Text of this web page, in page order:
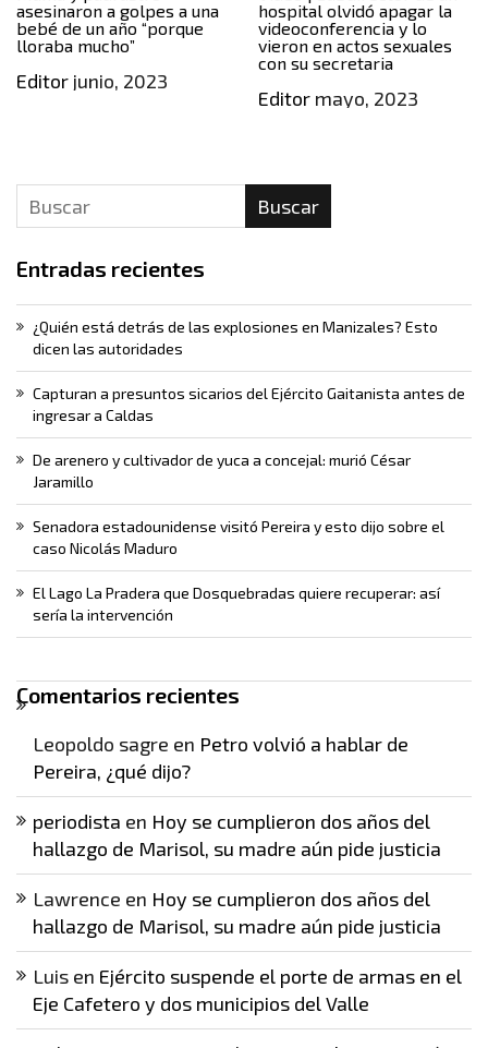
asesinaron a golpes a una
bebé de un año “porque
lloraba mucho”
Editor junio, 2023
hospital olvidó apagar la
videoconferencia y lo
vieron en actos sexuales
con su secretaria
Editormayo, 2023
Buscar
Entradas recientes
¿Quién está detrás de las explosiones en Manizales? Esto
dicen las autoridades
Capturan a presuntos sicarios del Ejército Gaitanista antes de
ingresar a Caldas
De arenero y cultivador de yuca a concejal: murió César
Jaramillo
Senadora estadounidense visitó Pereira y esto dijo sobre el
caso Nicolás Maduro
El Lago La Pradera que Dosquebradas quiere recuperar: así
sería la intervención
Comentarios recientes
Leopoldo sagre en Petro volvió a hablar de
Pereira, ¿qué dijo?
periodista en Hoy se cumplieron dos años del
hallazgo de Marisol, su madre aún pide justicia
Lawrence en Hoy se cumplieron dos años del
hallazgo de Marisol, su madre aún pide justicia
Luis en Ejército suspende el porte de armas en el
Eje Cafetero y dos municipios del Valle